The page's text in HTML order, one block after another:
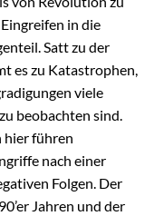
in die
Satt zu der
es zu Katastrophen,
viele
beobachten sind.
hier führen
nach einer
Folgen. Der
Jahren und der